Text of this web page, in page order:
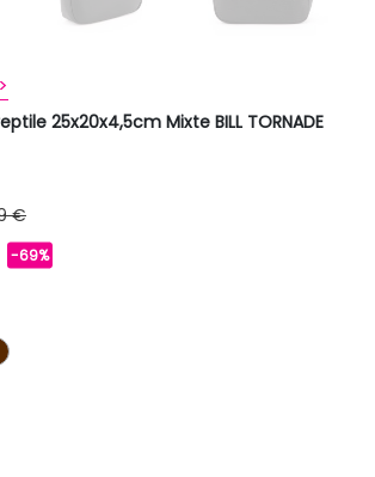
25x20x4,5cm Mixte BILL TORNADE
€
-69%
MARRON